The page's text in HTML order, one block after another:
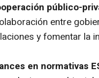
público-
entre
y fomentar la
en normativas